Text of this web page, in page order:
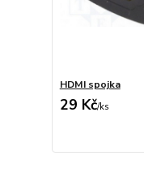
HDMI spojka
29 Kč/ks